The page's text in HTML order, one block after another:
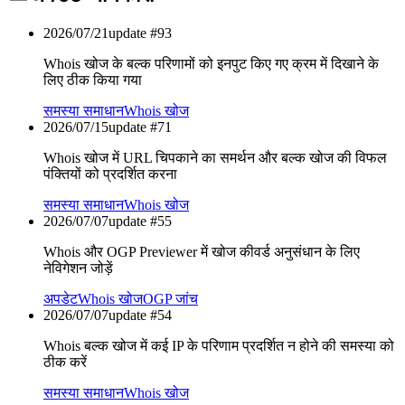
2026/07/21update #93
Whois खोज के बल्क परिणामों को इनपुट किए गए क्रम में दिखाने के
लिए ठीक किया गया
समस्या समाधानWhois खोज
2026/07/15update #71
Whois खोज में URL चिपकाने का समर्थन और बल्क खोज की विफल
पंक्तियों को प्रदर्शित करना
समस्या समाधानWhois खोज
2026/07/07update #55
Whois और OGP Previewer में खोज कीवर्ड अनुसंधान के लिए
नेविगेशन जोड़ें
अपडेटWhois खोजOGP जांच
2026/07/07update #54
Whois बल्क खोज में कई IP के परिणाम प्रदर्शित न होने की समस्या को
ठीक करें
समस्या समाधानWhois खोज